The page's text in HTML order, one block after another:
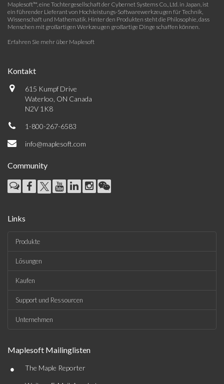
Maplesoft™, eine Tochtergesellschaft der Cybernet Systems Co., Ltd. in Japan, ist
ein führender Lieferant von Hochleistungs-Softwarewerkzeugen für Technik,
Wissenschaft und Mathematik. Hinter den Produkten steht die Philosophie, dass
Menschen mit großartigen Werkzeugen großartige Dinge schaffen können.
Erfahren Sie mehr über Maplesoft
Kontakt
615 Kumpf Drive
Waterloo, ON Canada
N2V 1K8
1-800-267-6583
info@maplesoft.com
Community
Links
Produkte
Lösungen
Kaufen
Support und Ressourcen
Unternehmen
Maplesoft Mailinglisten
• The Maple Reporter